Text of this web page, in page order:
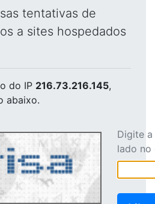
tentativas de
a sites hospedados
do IP 216.73.216.145,
abaixo.
Digite
lado no